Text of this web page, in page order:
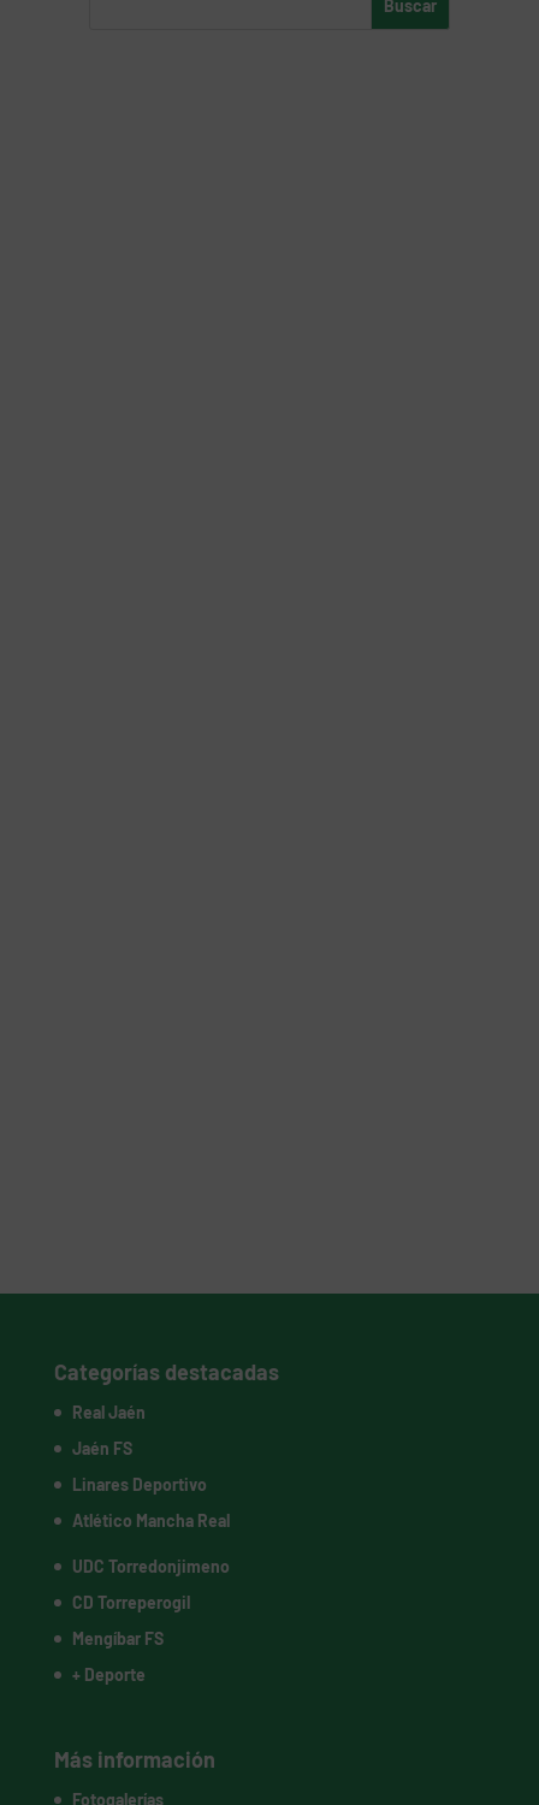
Categorías destacadas
Real Jaén
Jaén FS
Linares Deportivo
Atlético Mancha Real
UDC Torredonjimeno
CD Torreperogil
Mengíbar FS
+ Deporte
Más información
Fotogalerías